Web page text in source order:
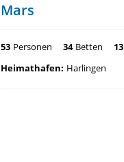
Mars
53 Personen 34 Betten 13
Heimathafen: Harlingen